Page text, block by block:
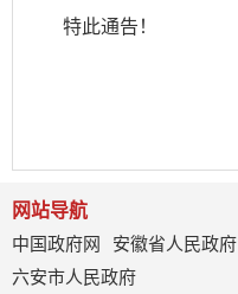
特此通告！
网站导航
中国政府网
安徽省人民政府
六安市人民政府